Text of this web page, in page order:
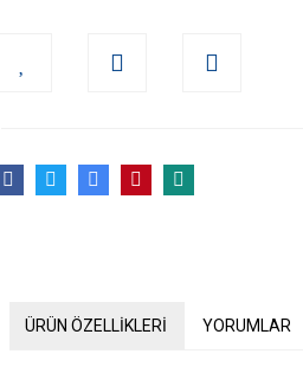
ÜRÜN ÖZELLİKLERİ YORUMLAR